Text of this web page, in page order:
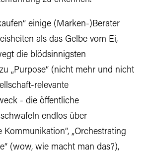
einige (Marken-)Berater
als das Gelbe vom Ei,
die blödsinnigsten
„Purpose“ (nicht mehr und nicht
relevante
- die öffentliche
endlos über
Kommunikation“, „Orchestrating
(wow, wie macht man das?),